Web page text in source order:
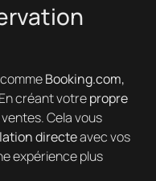
Booking.com,
créant votrepropre
Cela vous
directeavec vos
expérience plus